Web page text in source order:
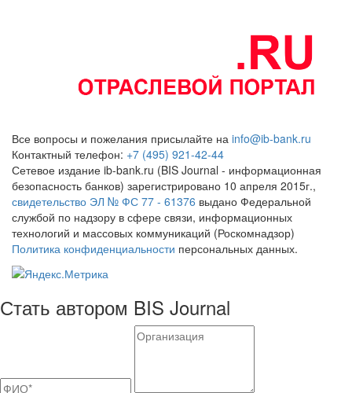
Все вопросы и пожелания присылайте на info@ib-bank.ru
Контактный телефон: +7 (495) 921-42-44
Сетевое издание ib-bank.ru (BIS Journal - информационная
безопасность банков) зарегистрировано 10 апреля 2015г.,
свидетельство ЭЛ № ФС 77 - 61376 выдано Федеральной
службой по надзору в сфере связи, информационных
технологий и массовых коммуникаций (Роскомнадзор)
Политика конфиденциальности персональных данных.
Стать автором BIS Journal